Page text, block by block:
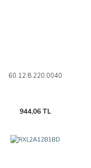
60.12.8.220.0040
944,06 TL